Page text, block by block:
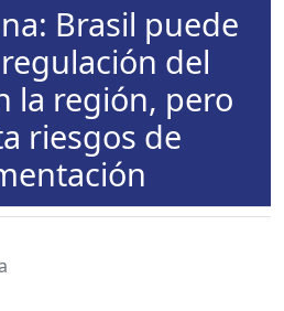
Brasil puede
del
la región, pero
riesgos de